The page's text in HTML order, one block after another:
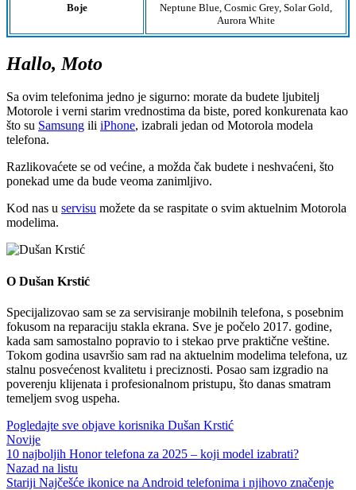
Boje
Neptune Blue, Cosmic Grey, Solar Gold,
Aurora White
Hallo, Moto
Sa ovim telefonima jedno je sigurno: morate da budete ljubitelj
Motorole i verni starim vrednostima da biste, pored konkurenata kao
što su Samsung ili iPhone, izabrali jedan od Motorola modela
telefona.
Razlikovaćete se od većine, a možda čak budete i neshvaćeni, što
ponekad ume da bude veoma zanimljivo.
Kod nas u servisu možete da se raspitate o svim aktuelnim Motorola
modelima.
O Dušan Krstić
Specijalizovao sam se za servisiranje mobilnih telefona, s posebnim
fokusom na reparaciju stakla ekrana. Sve je počelo 2017. godine,
kada sam samostalno popravio to i stekao prve praktične veštine.
Tokom godina usavršio sam rad na aktuelnim modelima telefona, uz
stalnu posvećenost kvalitetu i preciznosti. Posao sam izgradio na
poverenju klijenata i profesionalnom pristupu, što danas smatram
temeljem svog uspeha.
Pogledajte sve objave korisnika Dušan Krstić
Novije
10 najboljih Honor telefona za 2025 – koji model izabrati?
Nazad na listu
Stariji Najčešće ikonice na Android telefonima i njihovo značenje